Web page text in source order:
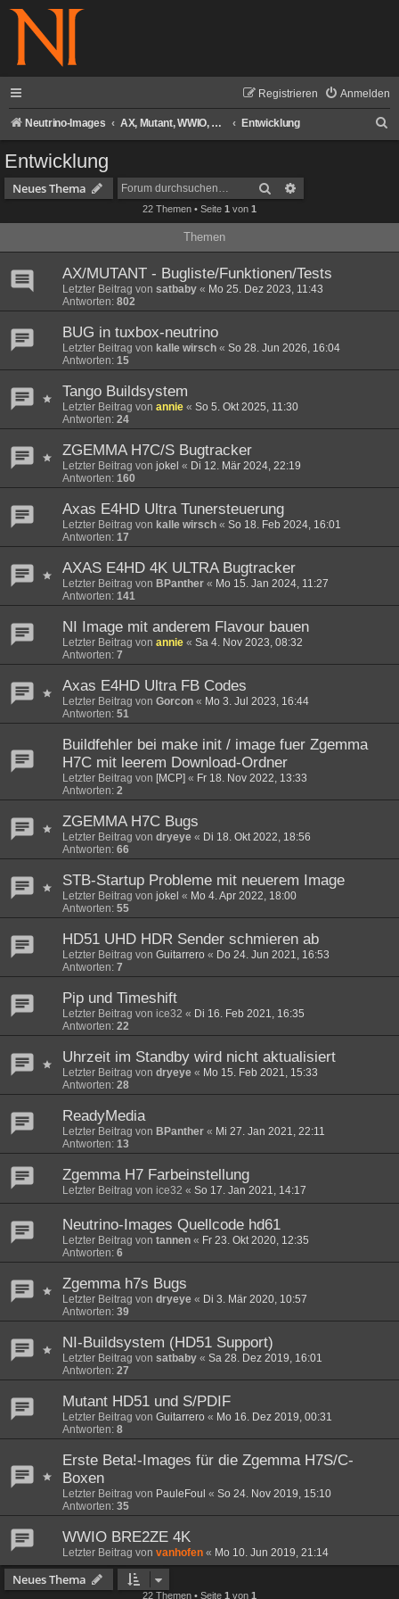
Anmelden
Registrieren
Neutrino-Images AX, Mutant, WWIO, Air Digital, AXAS Neutrino-Images Entwicklung
Entwicklung
Neues Thema Suche
22 Themen • Seite 1 von 1
Themen
AX/MUTANT - Bugliste/Funktionen/Tests
Letzter Beitrag von satbaby « Mo 25. Dez 2023, 11:43
Antworten: 802
BUG in tuxbox-neutrino
Letzter Beitrag von kalle wirsch « So 28. Jun 2026, 16:04
Antworten: 15
Tango Buildsystem
Letzter Beitrag von annie « So 5. Okt 2025, 11:30
Antworten: 24
ZGEMMA H7C/S Bugtracker
Letzter Beitrag von jokel « Di 12. Mär 2024, 22:19
Antworten: 160
Axas E4HD Ultra Tunersteuerung
Letzter Beitrag von kalle wirsch « So 18. Feb 2024, 16:01
Antworten: 17
AXAS E4HD 4K ULTRA Bugtracker
Letzter Beitrag von BPanther « Mo 15. Jan 2024, 11:27
Antworten: 141
NI Image mit anderem Flavour bauen
Letzter Beitrag von annie « Sa 4. Nov 2023, 08:32
Antworten: 7
Axas E4HD Ultra FB Codes
Letzter Beitrag von Gorcon « Mo 3. Jul 2023, 16:44
Antworten: 51
Buildfehler bei make init / image fuer Zgemma
H7C mit leerem Download-Ordner
Letzter Beitrag von [MCP] « Fr 18. Nov 2022, 13:33
Antworten: 2
ZGEMMA H7C Bugs
Letzter Beitrag von dryeye « Di 18. Okt 2022, 18:56
Antworten: 66
STB-Startup Probleme mit neuerem Image
Letzter Beitrag von jokel « Mo 4. Apr 2022, 18:00
Antworten: 55
HD51 UHD HDR Sender schmieren ab
Letzter Beitrag von Guitarrero « Do 24. Jun 2021, 16:53
Antworten: 7
Pip und Timeshift
Letzter Beitrag von ice32 « Di 16. Feb 2021, 16:35
Antworten: 22
Uhrzeit im Standby wird nicht aktualisiert
Letzter Beitrag von dryeye « Mo 15. Feb 2021, 15:33
Antworten: 28
ReadyMedia
Letzter Beitrag von BPanther « Mi 27. Jan 2021, 22:11
Antworten: 13
Zgemma H7 Farbeinstellung
Letzter Beitrag von ice32 « So 17. Jan 2021, 14:17
Neutrino-Images Quellcode hd61
Letzter Beitrag von tannen « Fr 23. Okt 2020, 12:35
Antworten: 6
Zgemma h7s Bugs
Letzter Beitrag von dryeye « Di 3. Mär 2020, 10:57
Antworten: 39
NI-Buildsystem (HD51 Support)
Letzter Beitrag von satbaby « Sa 28. Dez 2019, 16:01
Antworten: 27
Mutant HD51 und S/PDIF
Letzter Beitrag von Guitarrero « Mo 16. Dez 2019, 00:31
Antworten: 8
Erste Beta!-Images für die Zgemma H7S/C-
Boxen
Letzter Beitrag von PauleFoul « So 24. Nov 2019, 15:10
Antworten: 35
WWIO BRE2ZE 4K
Letzter Beitrag von vanhofen « Mo 10. Jun 2019, 21:14
Neues Thema
22 Themen • Seite 1 von 1